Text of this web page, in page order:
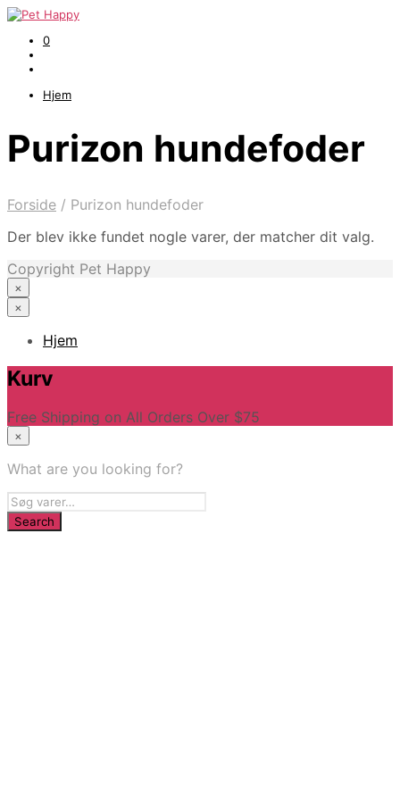
0
Hjem
Purizon hundefoder
Forside / Purizon hundefoder
Der blev ikke fundet nogle varer, der matcher dit valg.
Copyright Pet Happy
×
×
Hjem
Kurv
Free Shipping on All Orders Over $75
×
What are you looking for?